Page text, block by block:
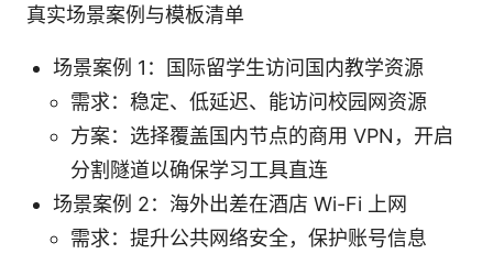
真实场景案例与模板清单
场景案例 1：国际留学生访问国内教学资源
需求：稳定、低延迟、能访问校园网资源
方案：选择覆盖国内节点的商用 VPN，开启
分割隧道以确保学习工具直连
场景案例 2：海外出差在酒店 Wi-Fi 上网
需求：提升公共网络安全，保护账号信息